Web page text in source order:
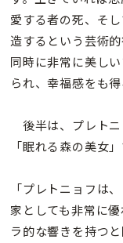
愛する者の死、そ
造するという芸術
同時に非常に美し
られ、幸福感をも
後半は、プレト
「眠れる森の美女」
「プレトニョフは
家としても非常に
ラ的な響きを持つ